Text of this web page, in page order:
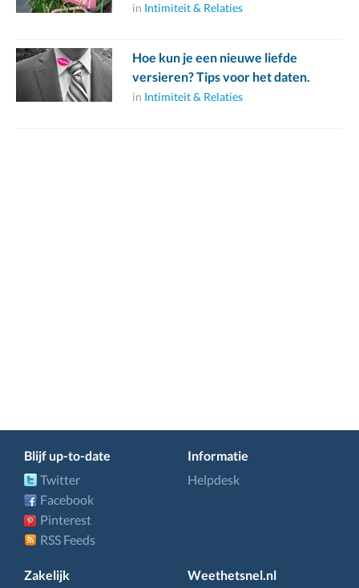
in Intimiteit & Relaties
Hoe kun je een nieuwe liefde
versieren? Tips voor het daten.
in Intimiteit & Relaties
Blijf up-to-date
Twitter
Facebook
Pinterest
RSS Feeds
Informatie
Helpdesk
Zakelijk Weethetsnel.nl